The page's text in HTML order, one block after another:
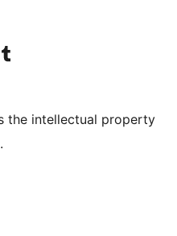
kanal
Besök vårt Tumblr-konto
the intellectual property